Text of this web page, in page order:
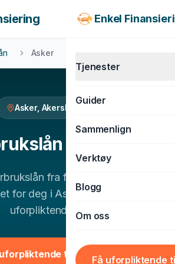
Enkel
Tjenester
MC-lån
BOLIG & LIVSSTIL
Guider
Sammenlign
Verktøy
Blogg
Om oss
Få uforpliktende
Asker
Asker, Akershus
fra flere banker og finn
for deg i Asker. 100% gratis og
uforpliktende.
tilbud